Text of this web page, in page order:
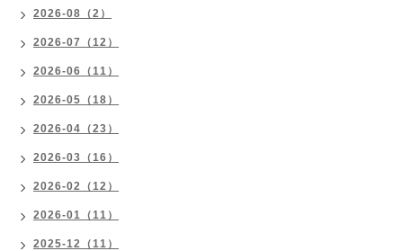
2026-08（2）
2026-07（12）
2026-06（11）
2026-05（18）
2026-04（23）
2026-03（16）
2026-02（12）
2026-01（11）
2025-12（11）